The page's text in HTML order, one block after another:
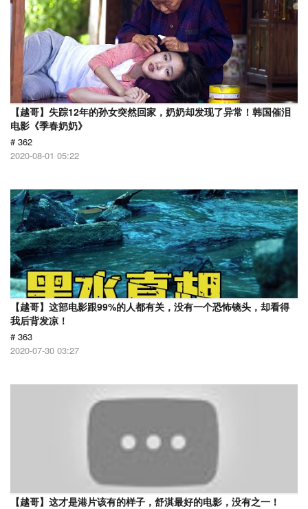
【越哥】失踪12年的孙女突然回家，奶奶却发现了异常！韩国催泪
电影《季春奶奶》
# 362
2020-08-01 05:22
【越哥】这部电影跟99%的人都有关，没有一个恐怖镜头，却看得
我后背发凉！
# 363
2020-07-30 03:27
【越哥】这才是港片该有的样子，舒淇最好的电影，没有之一！